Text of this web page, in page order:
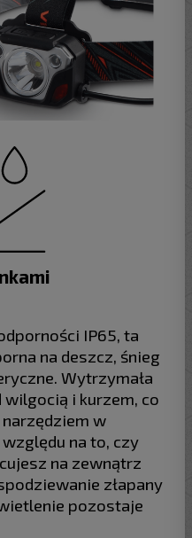
IP65, ta
na deszcz, śnieg
Wytrzymała
i kurzem, co
w
na to, czy
na zewnątrz
złapany
pozostaje